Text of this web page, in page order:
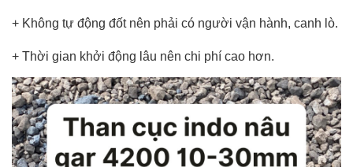
+ Không tự động đốt nên phải có người vận hành, canh lò.
+ Thời gian khởi động lâu nên chi phí cao hơn.